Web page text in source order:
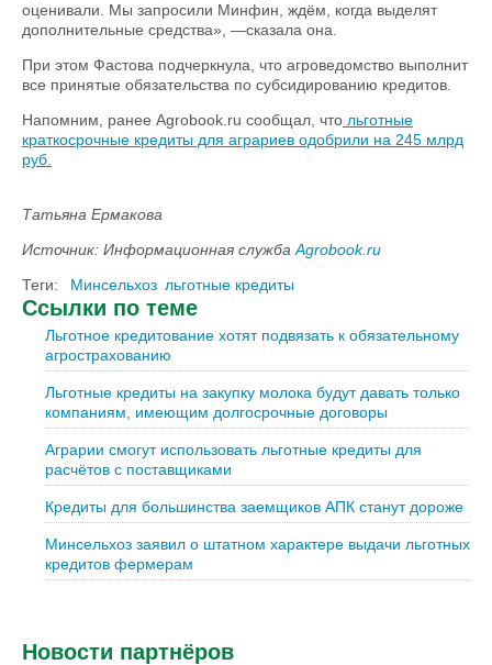
оценивали. Мы запросили Минфин, ждём, когда выделят
дополнительные средства», —сказала она.
При этом Фастова подчеркнула, что агроведомство выполнит
все принятые обязательства по субсидированию кредитов.
Напомним, ранее Agrobook.ru сообщал, что льготные
краткосрочные кредиты для аграриев одобрили на 245 млрд
руб.
Татьяна Ермакова
Источник: Информационная служба Agrobook.ru
Теги:
Минсельхоз льготные кредиты
Ссылки по теме
Льготное кредитование хотят подвязать к обязательному
агрострахованию
Льготные кредиты на закупку молока будут давать только
компаниям, имеющим долгосрочные договоры
Аграрии смогут использовать льготные кредиты для
расчётов с поставщиками
Кредиты для большинства заемщиков АПК станут дороже
Минсельхоз заявил о штатном характере выдачи льготных
кредитов фермерам
Новости партнёров